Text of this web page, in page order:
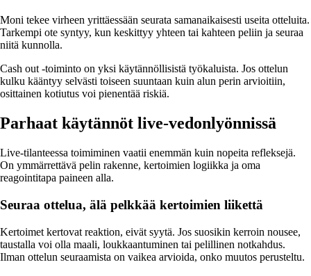
Moni tekee virheen yrittäessään seurata samanaikaisesti useita otteluita.
Tarkempi ote syntyy, kun keskittyy yhteen tai kahteen peliin ja seuraa
niitä kunnolla.
Cash out -toiminto on yksi käytännöllisistä työkaluista. Jos ottelun
kulku kääntyy selvästi toiseen suuntaan kuin alun perin arvioitiin,
osittainen kotiutus voi pienentää riskiä.
Parhaat käytännöt live-vedonlyönnissä
Live-tilanteessa toimiminen vaatii enemmän kuin nopeita refleksejä.
On ymmärrettävä pelin rakenne, kertoimien logiikka ja oma
reagointitapa paineen alla.
Seuraa ottelua, älä pelkkää kertoimien liikettä
Kertoimet kertovat reaktion, eivät syytä. Jos suosikin kerroin nousee,
taustalla voi olla maali, loukkaantuminen tai pelillinen notkahdus.
Ilman ottelun seuraamista on vaikea arvioida, onko muutos perusteltu.